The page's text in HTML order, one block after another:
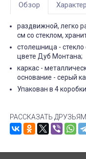
Обзор
раздвижной, легко
см со стеклом,
столешница -
цвете Дуб Монтана;
каркас -
основание - серый
Упакован в 4 коробки.
РАССКАЗАТЬ